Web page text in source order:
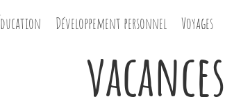
Développement personnel Voyages
vacances